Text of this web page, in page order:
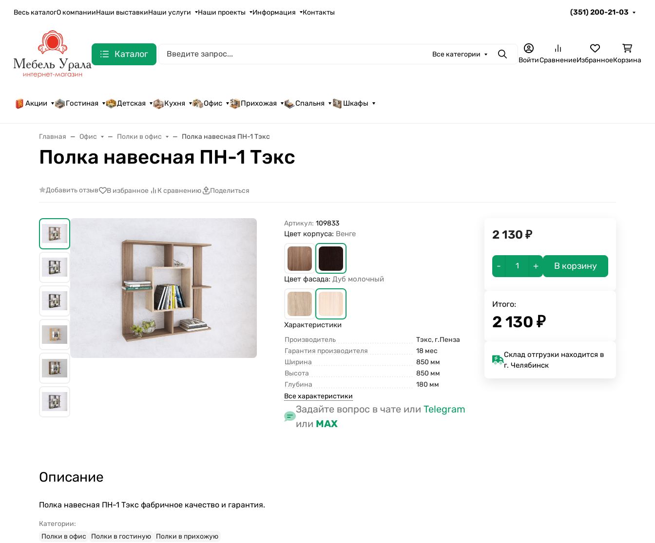
Весь каталогО компанииНаши выставкиНаши услуги Наши проекты Информация Контакты (351) 200-21-03
Каталог Все категории ПоискВойтиСравнениеИзбранноеКорзина
Акции Гостиная Детская Кухня Офис Прихожая Спальня Шкафы
Главная Офис Полки в офис Полка навесная ПН-1 Тэкс
Полка навесная ПН-1 Тэкс
Добавить отзыв В избранное К сравнению Поделиться
Артикул: 109833
Цвет корпуса: Венге
Цвет фасада:Дуб молочный
Характеристики
Производитель
Тэкс, г.Пенза
Гарантия производителя
18 мес
Ширина
850 мм
Высота
850 мм
Глубина
180 мм
Все характеристики
Задайте вопрос в чате илиTelegram
или MAX
2 130 ₽
- + В корзину
Итого:
2 130 ₽
Склад отгрузки находится в
г. Челябинск
Описание
Полка навесная ПН-1 Тэкс фабричное качество и гарантия.
Категории:
Полки в офис
Полки в гостиную Полки в прихожую